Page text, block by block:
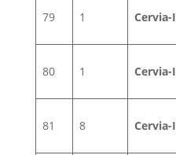
79 1 Cervia-I
80 1 Cervia-I
81 8 Cervia-I